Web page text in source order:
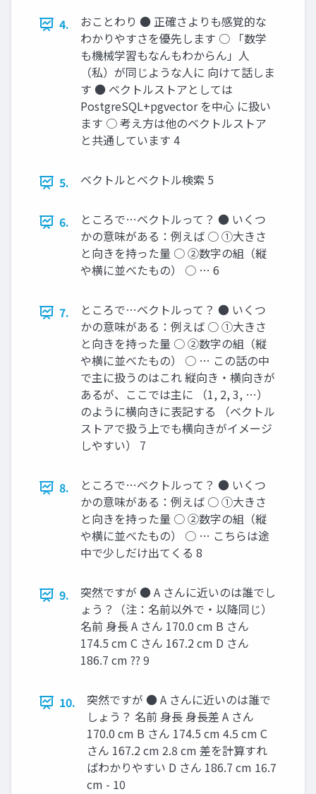
4.
おことわり ● 正確さよりも感覚的な
わかりやすさを優先します ○ 「数学
も機械学習もなんもわからん」人
（私）が同じような人に 向けて話しま
す ● ベクトルストアとしては
PostgreSQL+pgvector を中心 に扱い
ます ○ 考え方は他のベクトルストア
と共通しています 4
5. ベクトルとベクトル検索 5
6.
ところで…ベクトルって？ ● いくつ
かの意味がある：例えば ○ ①大きさ
と向きを持った量 ○ ②数字の組（縦
や横に並べたもの） ○ … 6
7.
ところで…ベクトルって？ ● いくつ
かの意味がある：例えば ○ ①大きさ
と向きを持った量 ○ ②数字の組（縦
や横に並べたもの） ○ … この話の中
で主に扱うのはこれ 縦向き・横向きが
あるが、ここでは主に （1, 2, 3, …）
のように横向きに表記する （ベクトル
ストアで扱う上でも横向きがイメージ
しやすい） 7
8.
ところで…ベクトルって？ ● いくつ
かの意味がある：例えば ○ ①大きさ
と向きを持った量 ○ ②数字の組（縦
や横に並べたもの） ○ … こちらは途
中で少しだけ出てくる 8
9.
突然ですが ● A さんに近いのは誰でし
ょう？（注：名前以外で・以降同じ）
名前 身長 A さん 170.0 cm B さん
174.5 cm C さん 167.2 cm D さん
186.7 cm ?? 9
10.
突然ですが ● A さんに近いのは誰で
しょう？ 名前 身長 身長差 A さん
170.0 cm B さん 174.5 cm 4.5 cm C
さん 167.2 cm 2.8 cm 差を計算すれ
ばわかりやすい D さん 186.7 cm 16.7
cm - 10